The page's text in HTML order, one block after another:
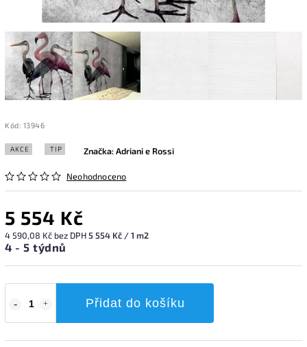
Kód: 13946
AKCE TIP
Neohodnoceno
Značka:Adriani e Rossi
5 554 Kč
4 590,08 Kč bez DPH5 554 Kč / 1 m2
4 - 5 týdnů
Přidat do košíku